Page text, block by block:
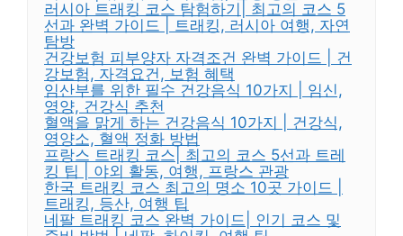
러시아 트래킹 코스 탐험하기| 최고의 코스 5
선과 완벽 가이드 | 트래킹, 러시아 여행, 자연
탐방
건강보험 피부양자 자격조건 완벽 가이드 | 건
강보험, 자격요건, 보험 혜택
임산부를 위한 필수 건강음식 10가지 | 임신,
영양, 건강식 추천
혈액을 맑게 하는 건강음식 10가지 | 건강식,
영양소, 혈액 정화 방법
프랑스 트래킹 코스| 최고의 코스 5선과 트레
킹 팁 | 야외 활동, 여행, 프랑스 관광
한국 트래킹 코스 최고의 명소 10곳 가이드 |
트래킹, 등산, 여행 팁
네팔 트래킹 코스 완벽 가이드| 인기 코스 및